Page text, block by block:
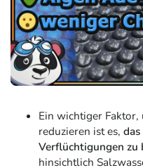
Ein wichtiger
reduzieren ist es,
Verflüchtigungen zu
hinsichtlich